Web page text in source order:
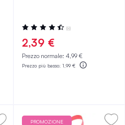
Valutazione:
90%
(8)
2,39 €
Prezzo normale: 4,99 €
Prezzo più basso: 1,99 €
PROMOZIONE